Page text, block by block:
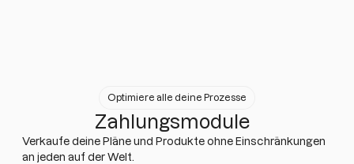
Optimiere alle deine Prozesse
Zahlungsmodule
Verkaufe deine Pläne und Produkte ohne Einschränkungen
an jeden auf der Welt.